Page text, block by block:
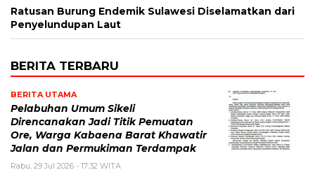
Ratusan Burung Endemik Sulawesi Diselamatkan dari
Penyelundupan Laut
BERITA TERBARU
BERITA UTAMA
Pelabuhan Umum Sikeli
Direncanakan Jadi Titik Pemuatan
Ore, Warga Kabaena Barat Khawatir
Jalan dan Permukiman Terdampak
Rabu, 29 Jul 2026 - 17:32 WITA